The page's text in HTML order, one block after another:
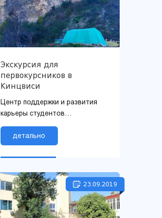
Экскурсия для
первокурсников в
Кинцвиси
Центр поддержки и развития
карьеры студентов
университета и отдел по
связям с общественностью 14
октября 2019 го...
детально
23.09.2019